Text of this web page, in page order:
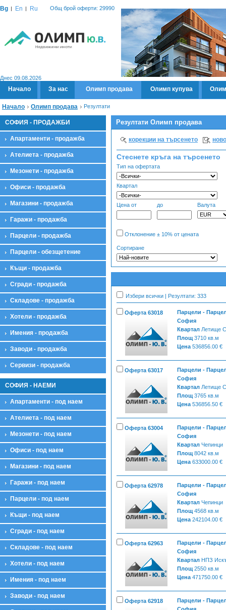
Bg En Ru Общ брой оферти: 29990
Днес 09.08.2026
Начало За нас Олимп продава Олимп купува
Начало Олимп продава Резултати
СОФИЯ - ПРОДАЖБИ
Апартаменти - продажба
Ателиета - продажба
Мезонети - продажба
Офиси - продажба
Магазини - продажба
Гаражи - продажба
Парцели - продажба
Парцели - обезщетение
Къщи - продажба
Сгради - продажба
Складове - продажба
Хотели - продажба
Имения - продажба
Заводи - продажба
Сервизи - продажба
СОФИЯ - НАЕМИ
Апартаменти - под наем
Ателиета - под наем
Мезонети - под наем
Офиси - под наем
Магазини - под наем
Гаражи - под наем
Парцели - под наем
Къщи - под наем
Сгради - под наем
Складове - под наем
Хотели - под наем
Имения - под наем
Заводи - под наем
Резултати Олимп продава
корекции на търсенето
Стеснете кръга на търсенето
Тип на офертата
Квартал
Цена от до Валута
Отклонение ± 10% от цената
Сортиране
Избери всички | Резултати: 333
Оферта 63018
Парцели -
София
Квартал Летище
Площ 3710 кв.м
Цена 536856.00 €
Оферта 63017
Парцели -
София
Квартал Летище
Площ 3765 кв.м
Цена 536856.50 €
Оферта 63004
Парцели -
София
Квартал Чепинци
Площ 8042 кв.м
Цена 633000.00 €
Оферта 62978
Парцели -
София
Квартал Чепинци
Площ 4568 кв.м
Цена 242104.00 €
Оферта 62963
Парцели -
София
Квартал НПЗ
Площ 2550 кв.м
Цена 471750.00 €
Оферта 62918
Парцели -